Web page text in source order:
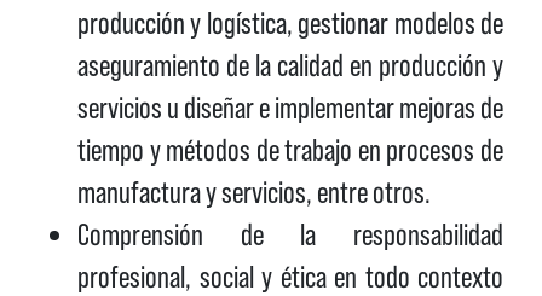
producción y logística, gestionar modelos de
aseguramiento de la calidad en producción y
servicios u diseñar e implementar mejoras de
tiempo y métodos de trabajo en procesos de
manufactura y servicios, entre otros.
Comprensión de la responsabilidad
profesional, social y ética en todo contexto